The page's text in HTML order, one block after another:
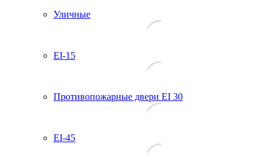
Уличные
EI-15
Противопожарные двери EI 30
EI-45